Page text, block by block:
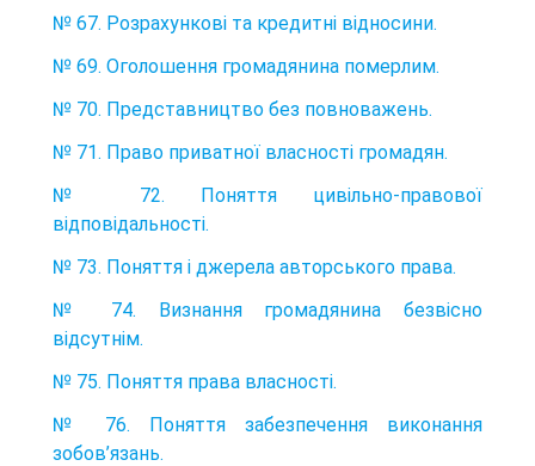
№ 67. Розрахункові та кредитні відносини.
№ 69. Оголошення громадянина померлим.
№ 70. Представництво без повноважень.
№ 71. Право приватної власності громадян.
№ 72. Поняття цивільно-правової
відповідальності.
№ 73. Поняття і джерела авторського права.
№ 74. Визнання громадянина безвісно
відсутнім.
№ 75. Поняття права власності.
№ 76. Поняття забезпечення виконання
зобов’язань.